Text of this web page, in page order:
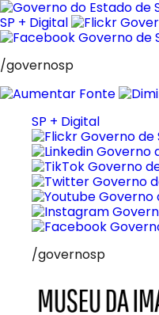
Pular
para
o
SP + Digital
/governosp
SP + Digital
/governosp